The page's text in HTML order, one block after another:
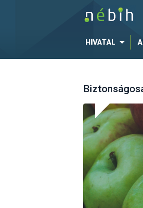
HIVATAL